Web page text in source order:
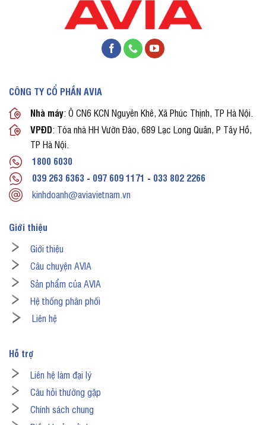
CÔNG TY CỔ PHẦN AVIA
Nhà máy: Ô CN6 KCN Nguyên Khê, Xã Phúc Thịnh, TP Hà Nội.
VPĐD: Tòa nhà HH Vườn Đào, 689 Lạc Long Quân, P Tây Hồ,
TP Hà Nội.
1800 6030
039 263 6363 - 097 609 1171 - 033 802 2266
kinhdoanh@aviavietnam.vn
Giới thiệu
Giới thiệu
Câu chuyện AVIA
Sản phẩm của AVIA
Hệ thống phân phối
Liên hệ
Hỗ trợ
Liên hệ làm đại lý
Câu hỏi thường gặp
Chính sách chung